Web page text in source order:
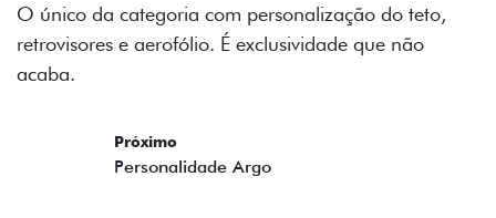
personalização do teto,
que não